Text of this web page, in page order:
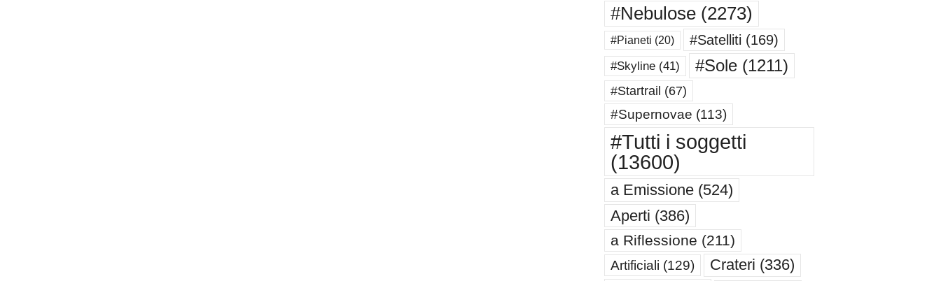
#Nebulose(2273)
#Pianeti (20) #Satelliti (169)
#Skyline(41) #Sole(1211)
#Startrail (67)
#Supernovae (113)
#Tutti i soggetti
(13600)
a Emissione(524)
Aperti (386)
a Riflessione (211)
Artificiali (129) Crateri (336)